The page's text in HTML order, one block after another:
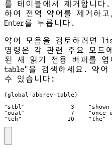
를 테이블에서 제거합니다.
하여 전역 약어를 제거하
Enter를 누릅니다.
약어 모음을 검토하려면
명령은 각 관련 주요 모드
된 새 읽기 전용 버퍼를
table"을 검색하세요. 약어
수 있습니다:
"teh"             10    "the"